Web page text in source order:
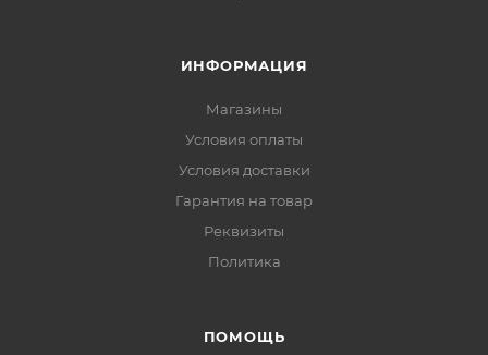
ИНФОРМАЦИЯ
Магазины
Условия оплаты
Условия доставки
Гарантия на товар
Реквизиты
Политика
ПОМОЩЬ